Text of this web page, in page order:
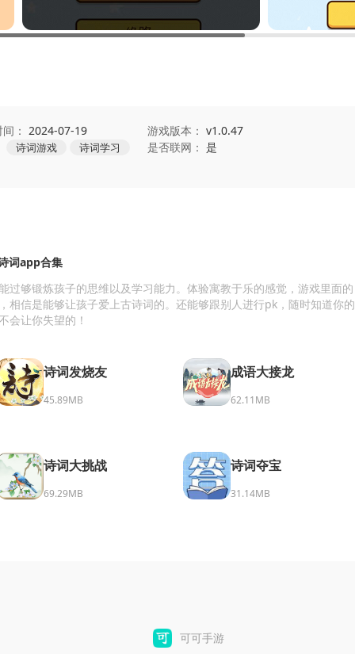
： 2024-07-19 游戏版本： v1.0.47
诗词游戏 诗词学习 是否联网： 是
词app合集
过够锻炼孩子的思维以及学习能力。体验寓教于乐的感觉，游戏里面的
相信是能够让孩子爱上古诗词的。还能够跟别人进行pk，随时知道你的
会让你失望的！
诗词发烧友
45.89MB
成语大接龙
62.11MB
诗词大挑战
69.29MB
诗词夺宝
31.14MB
可可手游